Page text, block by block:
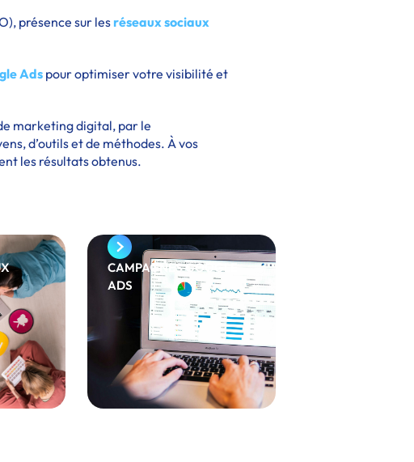
présence sur lesréseaux sociaux
Ads pour optimiser votre visibilité et
marketing digital, par le
d’outils et de méthodes. À vos
les résultats obtenus.
CAMPAGNES GOOGLE
ADS